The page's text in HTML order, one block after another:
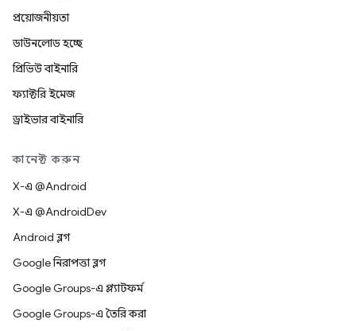
প্রয়োজনীয়তা
ডাউনলোড হচ্ছে
প্রিভিউ বাইনারি
ফ্যাক্টরি ইমেজ
ড্রাইভার বাইনারি
কানেক্ট করুন
X-এ @Android
X-এ @AndroidDev
Android ব্লগ
Google নিরাপত্তা ব্লগ
Google Groups-এ প্ল্যাটফর্ম
Google Groups-এ তৈরি করা